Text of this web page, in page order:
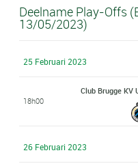
Deelname Play-Offs
13/05/2023)
25 Februari 2023
18h00
Club Brugge KV
26 Februari 2023